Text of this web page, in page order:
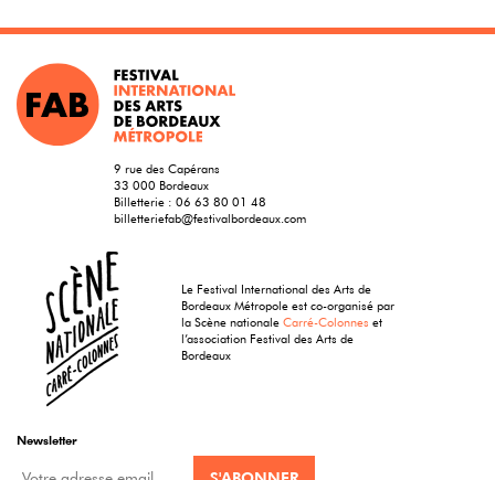
9 rue des Capérans
33 000 Bordeaux
Billetterie : 06 63 80 01 48
billetteriefab@festivalbordeaux.com
Le Festival International des Arts de
Bordeaux Métropole est co-organisé par
la Scène nationaleCarré-Colonnes et
l’association Festival des Arts de
Bordeaux
Newsletter